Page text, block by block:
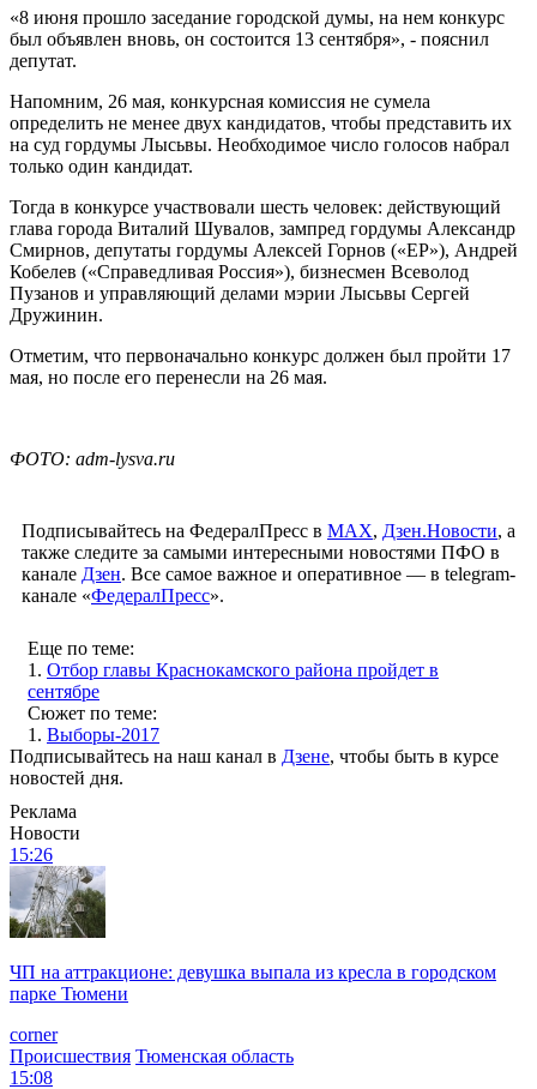
«8 июня прошло заседание городской думы, на нем конкурс
был объявлен вновь, он состоится 13 сентября», - пояснил
депутат.
Напомним, 26 мая, конкурсная комиссия не сумела
определить не менее двух кандидатов, чтобы представить их
на суд гордумы Лысьвы. Необходимое число голосов набрал
только один кандидат.
Тогда в конкурсе участвовали шесть человек: действующий
глава города Виталий Шувалов, зампред гордумы Александр
Смирнов, депутаты гордумы Алексей Горнов («ЕР»), Андрей
Кобелев («Справедливая Россия»), бизнесмен Всеволод
Пузанов и управляющий делами мэрии Лысьвы Сергей
Дружинин.
Отметим, что первоначально конкурс должен был пройти 17
мая, но после его перенесли на 26 мая.
ФОТО: adm-lysva.ru
Подписывайтесь на ФедералПресс в МАХ, Дзен.Новости, а
также следите за самыми интересными новостями ПФО в
канале Дзен. Все самое важное и оперативное — в telegram-
канале «ФедералПресс».
Еще по теме:
1. Отбор главы Краснокамского района пройдет в
сентябре
Сюжет по теме:
1. Выборы-2017
Подписывайтесь на наш канал в Дзене, чтобы быть в курсе
новостей дня.
Реклама
Новости
15:26
ЧП на аттракционе: девушка выпала из кресла в городском
парке Тюмени
corner
Происшествия Тюменская область
15:08